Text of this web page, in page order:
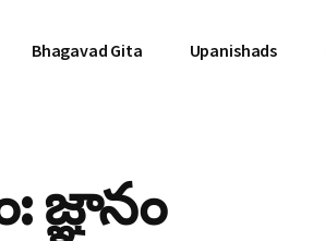
Bhagavad Gita Upanishads
జ్ఞానం